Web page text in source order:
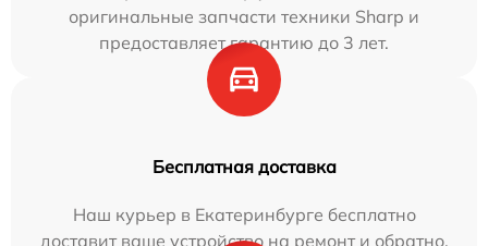
оригинальные запчасти техники Sharp и
предоставляет гарантию до 3 лет.
Бесплатная доставка
Наш курьер в Екатеринбурге бесплатно
доставит ваше устройство на ремонт и обратно.